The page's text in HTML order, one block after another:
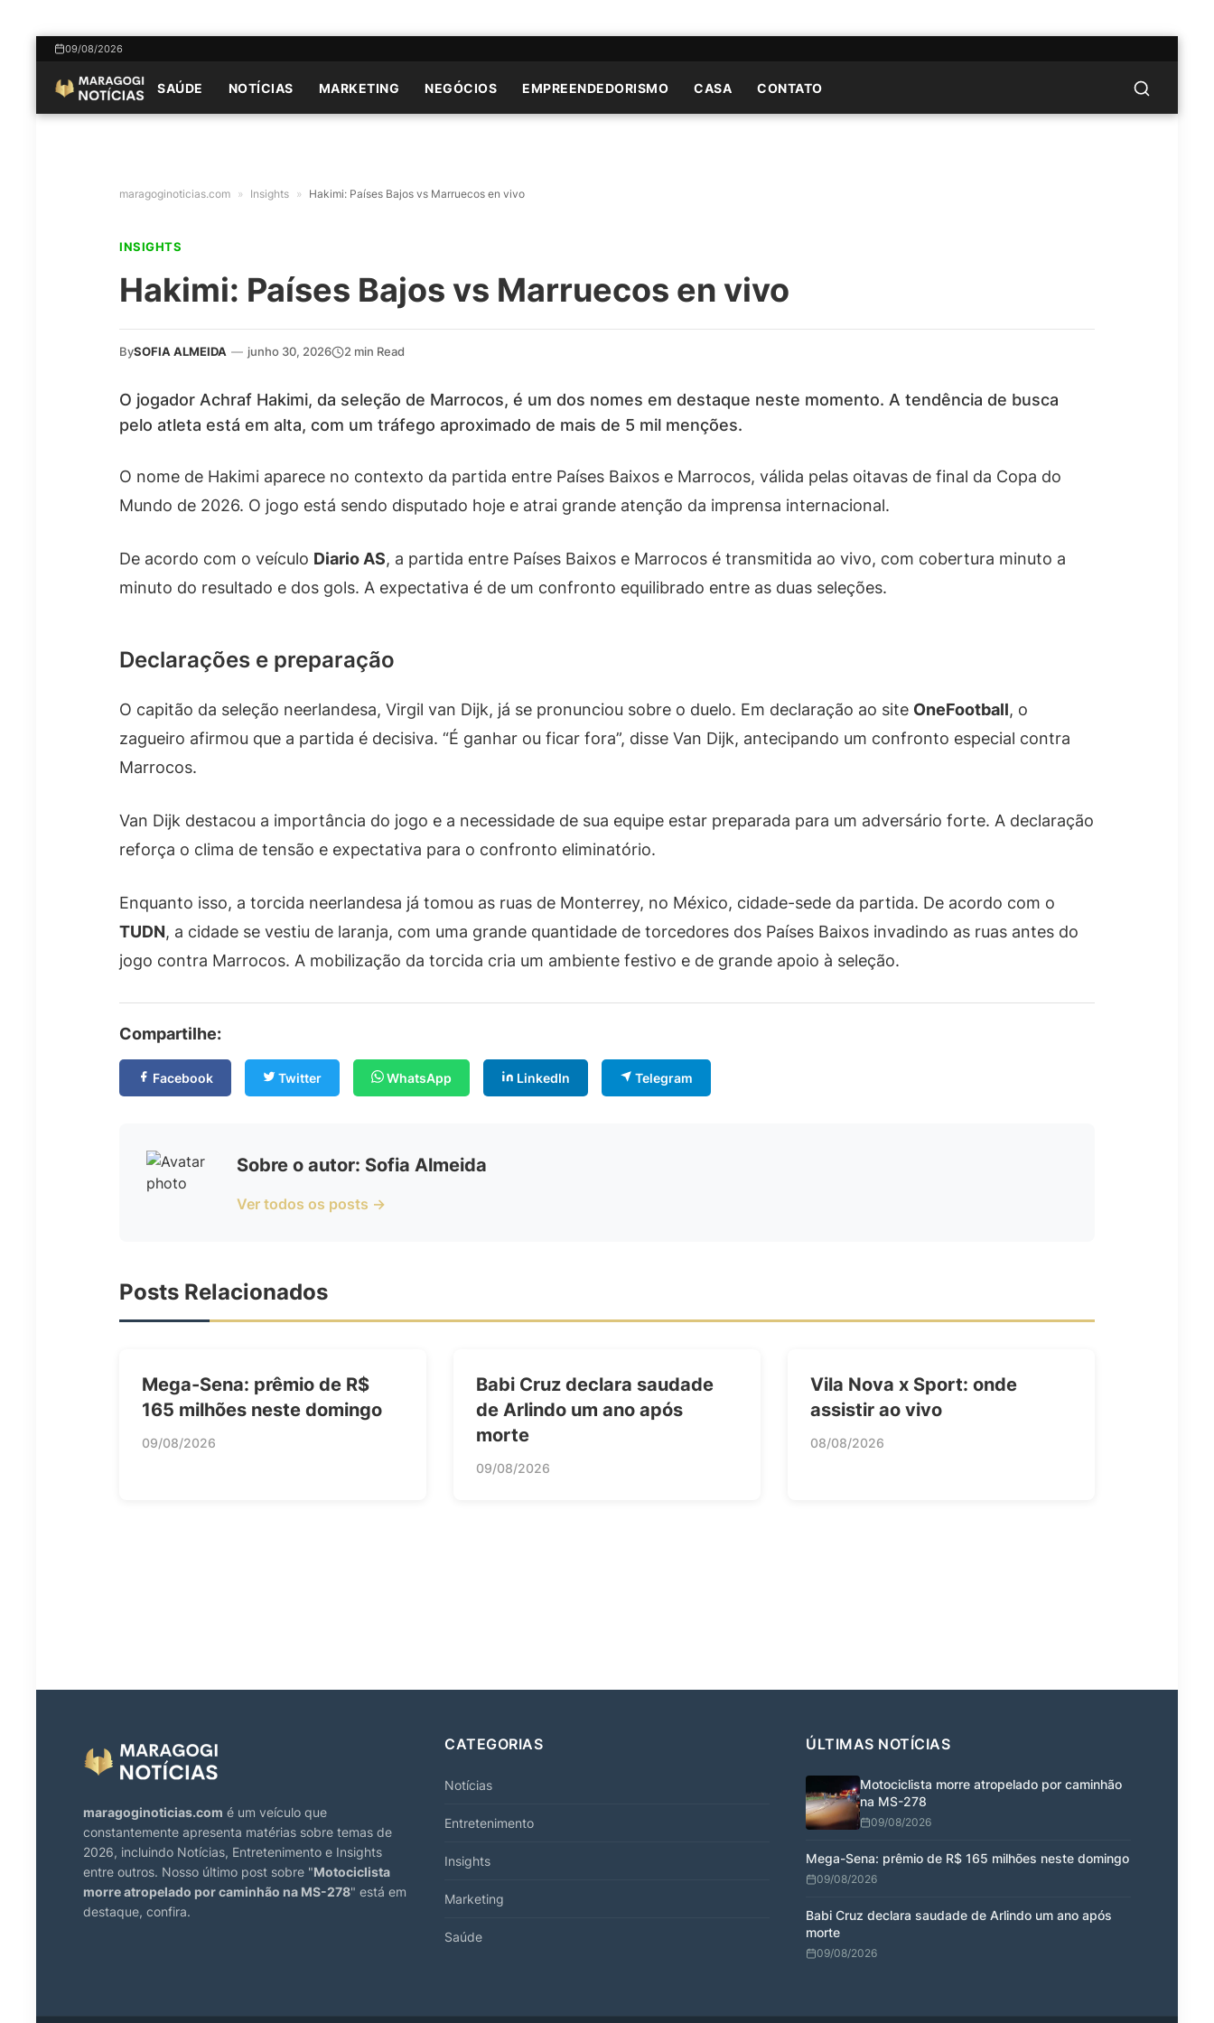
09/08/2026
SAÚDE NOTÍCIAS MARKETING NEGÓCIOS EMPREENDEDORISMO CASA CONTATO
maragoginoticias.com » Insights » Hakimi: Países Bajos vs Marruecos en vivo
INSIGHTS
Hakimi: Países Bajos vs Marruecos en vivo
BySOFIA ALMEIDA — junho 30, 2026 2 min Read
O jogador Achraf Hakimi, da seleção de Marrocos, é um dos nomes em destaque neste momento. A tendência de busca
pelo atleta está em alta, com um tráfego aproximado de mais de 5 mil menções.
O nome de Hakimi aparece no contexto da partida entre Países Baixos e Marrocos, válida pelas oitavas de final da Copa do
Mundo de 2026. O jogo está sendo disputado hoje e atrai grande atenção da imprensa internacional.
De acordo com o veículo Diario AS, a partida entre Países Baixos e Marrocos é transmitida ao vivo, com cobertura minuto a
minuto do resultado e dos gols. A expectativa é de um confronto equilibrado entre as duas seleções.
Declarações e preparação
O capitão da seleção neerlandesa, Virgil van Dijk, já se pronunciou sobre o duelo. Em declaração ao site OneFootball, o
zagueiro afirmou que a partida é decisiva. “É ganhar ou ficar fora”, disse Van Dijk, antecipando um confronto especial contra
Marrocos.
Van Dijk destacou a importância do jogo e a necessidade de sua equipe estar preparada para um adversário forte. A declaração
reforça o clima de tensão e expectativa para o confronto eliminatório.
Enquanto isso, a torcida neerlandesa já tomou as ruas de Monterrey, no México, cidade-sede da partida. De acordo com o
TUDN, a cidade se vestiu de laranja, com uma grande quantidade de torcedores dos Países Baixos invadindo as ruas antes do
jogo contra Marrocos. A mobilização da torcida cria um ambiente festivo e de grande apoio à seleção.
Compartilhe:
Facebook Twitter WhatsApp LinkedIn Telegram
Sobre o autor: Sofia Almeida
Ver todos os posts →
Posts Relacionados
Mega-Sena: prêmio de R$
165 milhões neste domingo
09/08/2026
Babi Cruz declara saudade
de Arlindo um ano após
morte
09/08/2026
Vila Nova x Sport: onde
assistir ao vivo
08/08/2026
maragoginoticias.com é um veículo que
constantemente apresenta matérias sobre temas de
2026, incluindo Notícias, Entretenimento e Insights
entre outros. Nosso último post sobre "Motociclista
morre atropelado por caminhão na MS-278" está em
destaque, confira.
CATEGORIAS
Notícias
Entretenimento
Insights
Marketing
Saúde
ÚLTIMAS NOTÍCIAS
Motociclista morre atropelado por caminhão
na MS-278
09/08/2026
Mega-Sena: prêmio de R$ 165 milhões neste domingo
09/08/2026
Babi Cruz declara saudade de Arlindo um ano após
morte
09/08/2026